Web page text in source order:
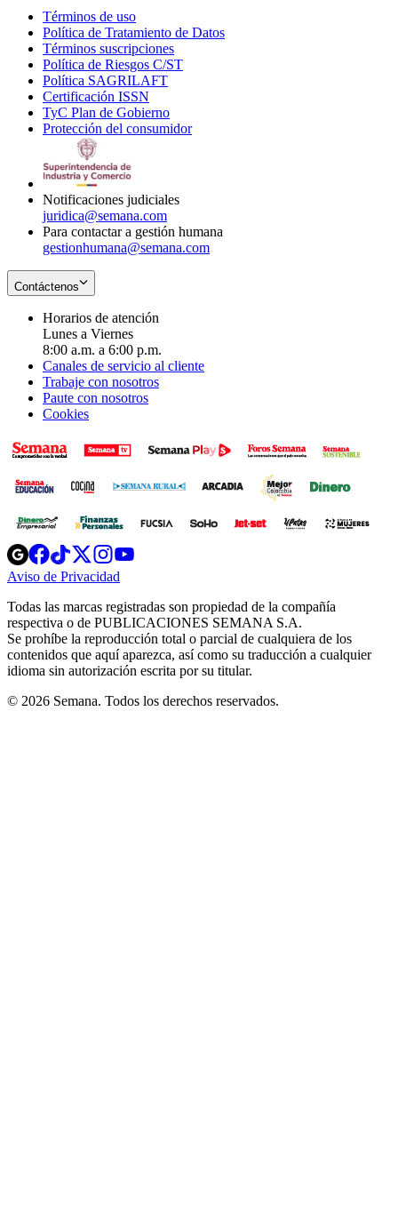
Términos de uso
in
new
window
Política de Tratamiento de Datos
Términos suscripciones
in
Política de Riesgos C/ST
Política SAGRILAFT
new
window
Certificación ISSN
in
new
TyC Plan de Gobierno
in
Protección del consumidorOpens
Notificaciones judiciales
juridica@semana.com
Para contactar a gestión humana
gestionhumana@semana.com
Contáctenos
Horarios de atención
Lunes a Viernes
8:00 a.m. a 6:00 p.m.
Canales de servicio al cliente
Trabaje con nosotros
Paute con nosotros
Cookies
Opens
in
new
Opens
in
new
Opens
in
new
window
Opens
new
windowwindow
Aviso de Privacidad
new
window
Todas las marcas registradas son propiedad de la compañía
respectiva o de PUBLICACIONES SEMANA S.A.
Se prohíbe la reproducción total o parcial de cualquiera de los
contenidos que aquí aparezca, así como su traducción a cualquier
idioma sin autorización escrita por su titular.
© 2026 Semana. Todos los derechos reservados.